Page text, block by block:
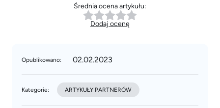
Średnia ocena artykułu:
Dodaj ocenę
Opublikowano: 02.02.2023
Kategorie: ARTYKUŁY PARTNERÓW